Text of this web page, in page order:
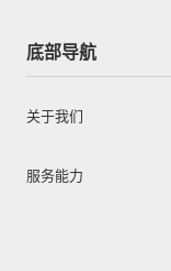
底部导航
关于我们
服务能力